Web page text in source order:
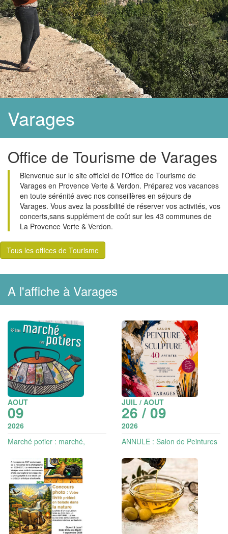
Varages
Office de Tourisme de Varages
Bienvenue sur le site officiel de l'Office de Tourisme de
Varages en Provence Verte & Verdon. Préparez vos vacances
en toute sérénité avec nos conseillères en séjours de
Varages. Vous avez la possibilité de réserver vos activités, vos
concerts,sans supplément de coût sur les 43 communes de
La Provence Verte & Verdon.
Tous les offices de Tourisme
A l'affiche à Varages
AOUT
09
2026
Marché potier : marché,
du musée
JUIL / AOUT
26 / 09
2026
ANNULE : Salon de Peintures